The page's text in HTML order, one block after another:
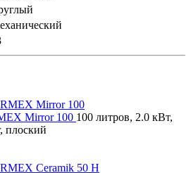
Mirror 100 100 литров, 2.0 кВт,
плоский